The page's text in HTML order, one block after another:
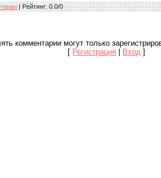
| Рейтинг: 0.0/0
комментарии могут только
[ Регистрация Вход ]